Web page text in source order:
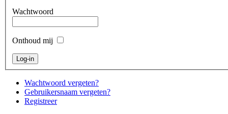
Wachtwoord
Onthoud mij
Wachtwoord vergeten?
Gebruikersnaam vergeten?
Registreer